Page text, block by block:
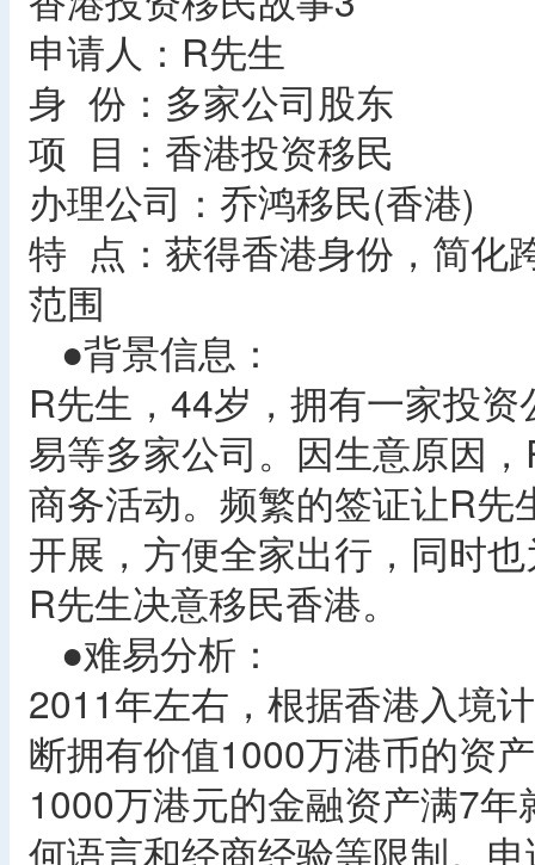
申请人：R先生
身 份：多家公司股东
项 目：香港投资移民
办理公司：乔鸿移民(香港)
特 点：获得香港身份，简化
范围
●背景信息：
R先生，44岁，拥有一家投
易等多家公司。因生意原因
商务活动。频繁的签证让R
开展，方便全家出行，同时
R先生决意移民香港。
●难易分析：
2011年左右，根据香港入境
断拥有价值1000万港币的资
1000万港元的金融资产满7
何语言和经商经验等限制。